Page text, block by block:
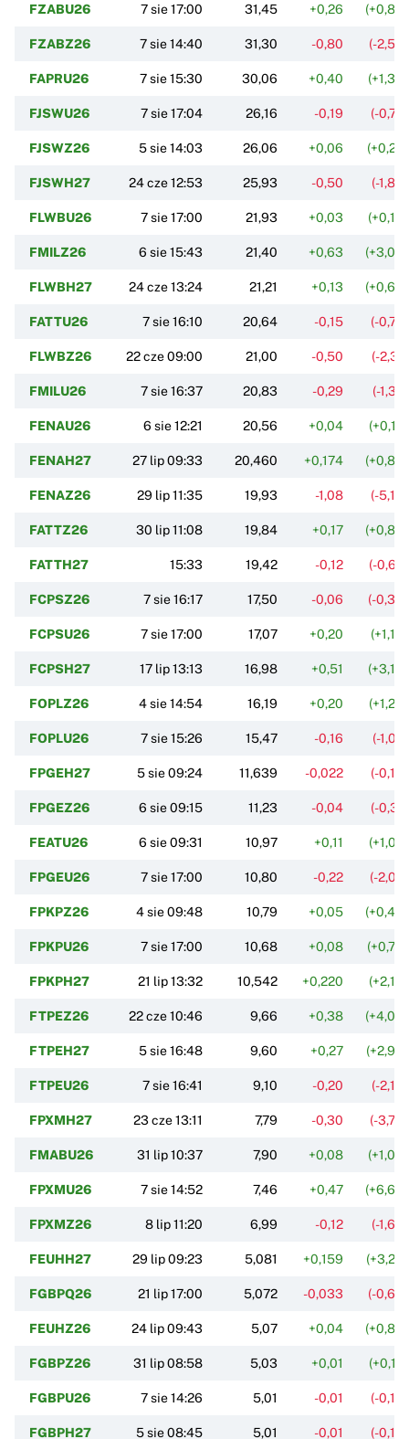
FZABU26 7 sie 17:00 31,45 +0,26
FZABZ26 7 sie 14:40 31,30 -0,80 (-
FAPRU26 7 sie 15:30 30,06 +0,40
FJSWU26 7 sie 17:04 26,16 -0,19 (-
FJSWZ26 5 sie 14:03 26,06 +0,06
FJSWH27 24 cze 12:53 25,93 -0,50 (-
FLWBU26 7 sie 17:00 21,93 +0,03
FMILZ26 6 sie 15:43 21,40 +0,63
FLWBH27 24 cze 13:24 21,21 +0,13
FATTU26 7 sie 16:10 20,64 -0,15 (-
FLWBZ26 22 cze 09:00 21,00 -0,50 (-
FMILU26 7 sie 16:37 20,83 -0,29 (-
FENAU26 6 sie 12:21 20,56 +0,04
FENAH27 27 lip 09:33 20,460 +0,174
FENAZ26 29 lip 11:35 19,93 -1,08 (-
FATTZ26 30 lip 11:08 19,84 +0,17
FATTH27 15:33 19,42 -0,12 (-
FCPSZ26 7 sie 16:17 17,50 -0,06 (-
FCPSU26 7 sie 17:00 17,07 +0,20
FCPSH27 17 lip 13:13 16,98 +0,51
FOPLZ26 4 sie 14:54 16,19 +0,20
FOPLU26 7 sie 15:26 15,47 -0,16 (-
FPGEH27 5 sie 09:24 11,639 -0,022 (-
FPGEZ26 6 sie 09:15 11,23 -0,04 (-
FEATU26 6 sie 09:31 10,97 +0,11
FPGEU26 7 sie 17:00 10,80 -0,22 (-
FPKPZ26 4 sie 09:48 10,79 +0,05
FPKPU26 7 sie 17:00 10,68 +0,08
FPKPH27 21 lip 13:32 10,542 +0,220
FTPEZ26 22 cze 10:46 9,66 +0,38
FTPEH27 5 sie 16:48 9,60 +0,27
FTPEU26 7 sie 16:41 9,10 -0,20 (-
FPXMH27 23 cze 13:11 7,79 -0,30 (-
FMABU26 31 lip 10:37 7,90 +0,08
FPXMU26 7 sie 14:52 7,46 +0,47
FPXMZ26 8 lip 11:20 6,99 -0,12 (-
FEUHH27 29 lip 09:23 5,081 +0,159
FGBPQ26 21 lip 17:00 5,072 -0,033 (-
FEUHZ26 24 lip 09:43 5,07 +0,04
FGBPZ26 31 lip 08:58 5,03 +0,01
FGBPU26 7 sie 14:26 5,01 -0,01 (-
FGBPH27 5 sie 08:45 5,01 -0,01 (-